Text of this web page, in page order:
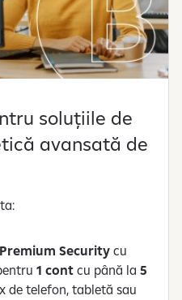
soluțiile de
avansată de
Securitycu
1 cont cu până la 5
de telefon, tabletă sau